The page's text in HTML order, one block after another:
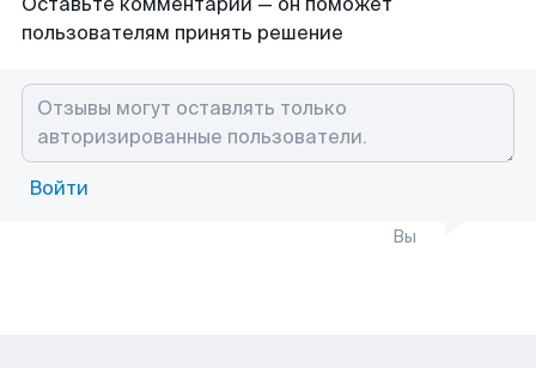
пользователям принять решение
Войти
Вы